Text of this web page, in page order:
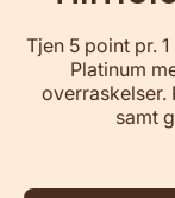
Tjen 5 point pr.
Platinum
overraskelser.
samt